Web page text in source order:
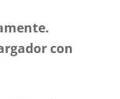
con